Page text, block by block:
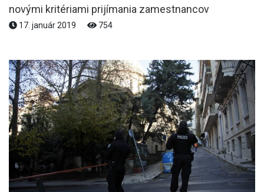
novými kritériami prijímania zamestnancov
17. január 2019 754